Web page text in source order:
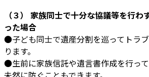
（３） 家族同士で十分な協議等を行わ
った場合
●子ども同士で遺産分割を巡ってトラ
ります。
●生前に家族信託や遺言書作成を行っ